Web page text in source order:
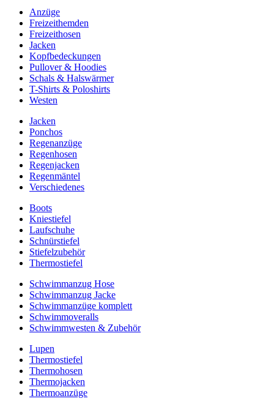
Anzüge
Freizeithemden
Freizeithosen
Jacken
Kopfbedeckungen
Pullover & Hoodies
Schals & Halswärmer
T-Shirts & Poloshirts
Westen
Jacken
Ponchos
Regenanzüge
Regenhosen
Regenjacken
Regenmäntel
Verschiedenes
Boots
Kniestiefel
Laufschuhe
Schnürstiefel
Stiefelzubehör
Thermostiefel
Schwimmanzug Hose
Schwimmanzug Jacke
Schwimmanzüge komplett
Schwimmoveralls
Schwimmwesten & Zubehör
Lupen
Thermostiefel
Thermohosen
Thermojacken
Thermoanzüge